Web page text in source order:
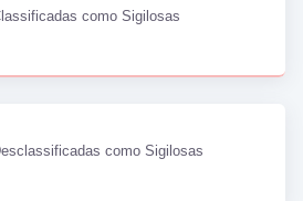
como Sigilosas
como Sigilosas